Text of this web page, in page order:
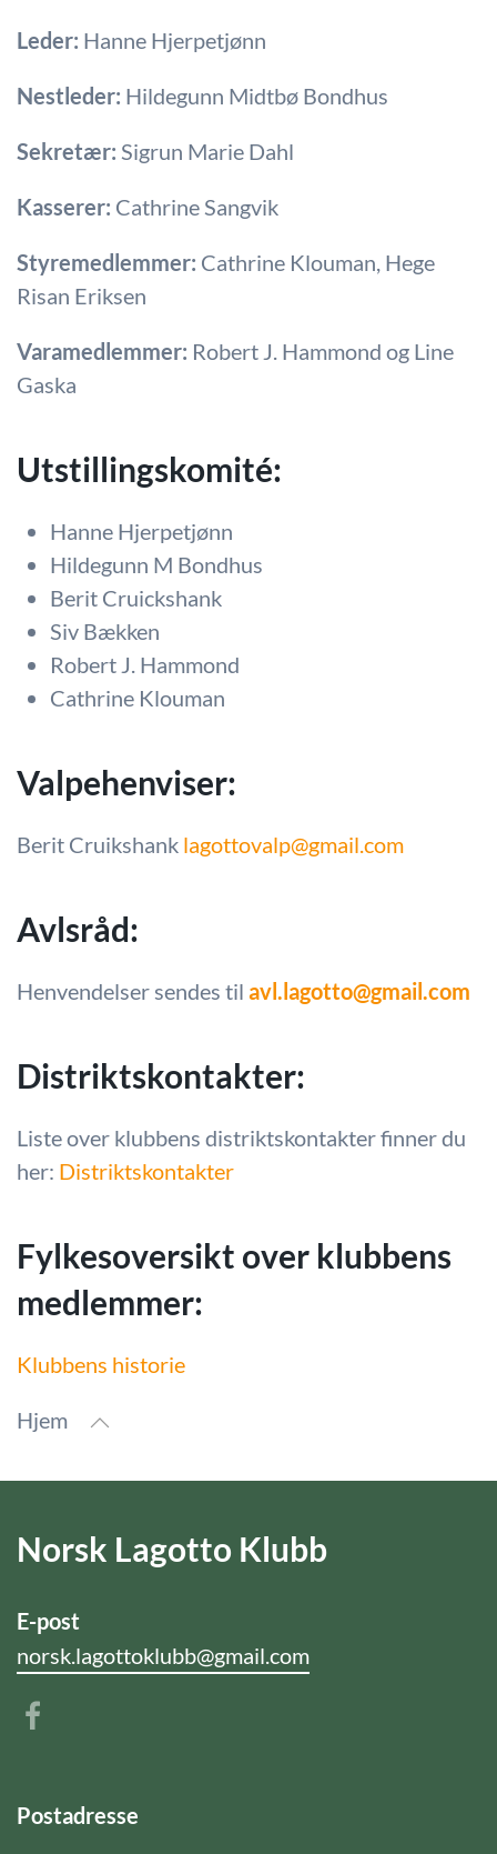
Leder: Hanne Hjerpetjønn
Nestleder: Hildegunn Midtbø Bondhus
Sekretær: Sigrun Marie Dahl
Kasserer: Cathrine Sangvik
Styremedlemmer: Cathrine Klouman, Hege
Risan Eriksen
Varamedlemmer: Robert J. Hammond og Line
Gaska
Utstillingskomité:
Hanne Hjerpetjønn
Hildegunn M Bondhus
Berit Cruickshank
Siv Bækken
Robert J. Hammond
Cathrine Klouman
Valpehenviser:
Berit Cruikshank lagottovalp@gmail.com
Avlsråd:
Henvendelser sendes til avl.lagotto@gmail.com
Distriktskontakter:
Liste over klubbens distriktskontakter finner du
her: Distriktskontakter
Fylkesoversikt over klubbens
medlemmer:
Klubbens historie
Hjem
Norsk Lagotto Klubb
E-post
norsk.lagottoklubb@gmail.com
Postadresse